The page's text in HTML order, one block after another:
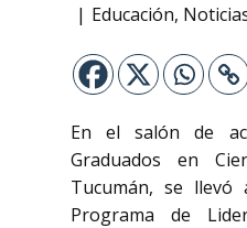
Educación,
En el salón de
Graduados en
Tucumán, se
Programa de